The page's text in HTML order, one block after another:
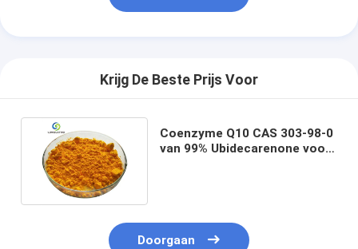
Krijg De Beste Prijs Voor
Coenzyme Q10 CAS 303-98-0
van 99% Ubidecarenone voor
Doorgaan